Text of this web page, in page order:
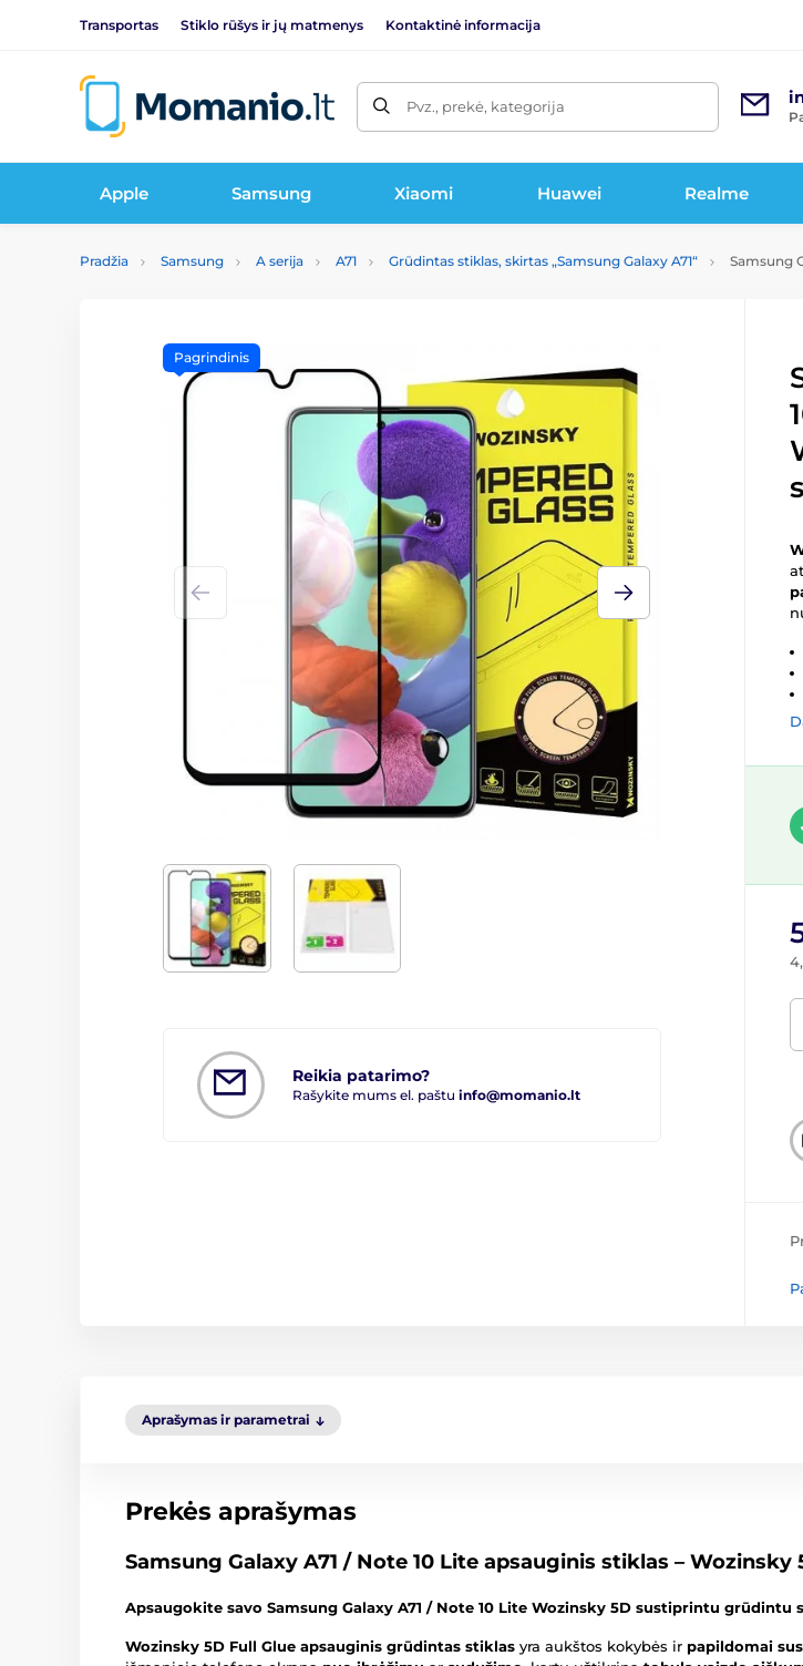
Transportas Stiklo rūšys ir jų matmenys Kontaktinė informacija
Pvz., prekė, kategorija
Apple Samsung Xiaomi Huawei Realme
Pradžia Samsung A serija A71 Grūdintas stiklas, skirtas „Samsung Galaxy A71“ Samsung
Reikia patarimo?
Rašykite mums el. paštu info@momanio.lt
Pagrindinis
Aprašymas ir parametrai
Prekės aprašymas
Samsung Galaxy A71 / Note 10 Lite apsauginis stiklas –
Apsaugokite savo Samsung Galaxy A71 / Note 10 Lite Wozinsky 5D sustiprintu grūdintu
Wozinsky 5D Full Glue apsauginis grūdintas stiklas yra aukštos kokybės ir papildomai